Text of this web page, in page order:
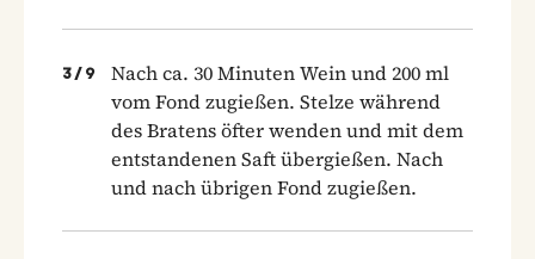
3 / 9
Nach ca. 30 Minuten Wein und 200 ml
vom Fond zugießen. Stelze während
des Bratens öfter wenden und mit dem
entstandenen Saft übergießen. Nach
und nach übrigen Fond zugießen.